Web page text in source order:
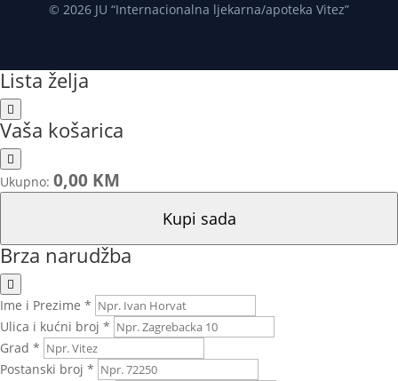
© 2026 JU “Internacionalna ljekarna/apoteka Vitez”
Lista želja
Vaša košarica
Ukupno: 0,00 KM
Kupi sada
Brza narudžba
Ime i Prezime *
Ulica i kućni broj *
Grad *
Postanski broj *